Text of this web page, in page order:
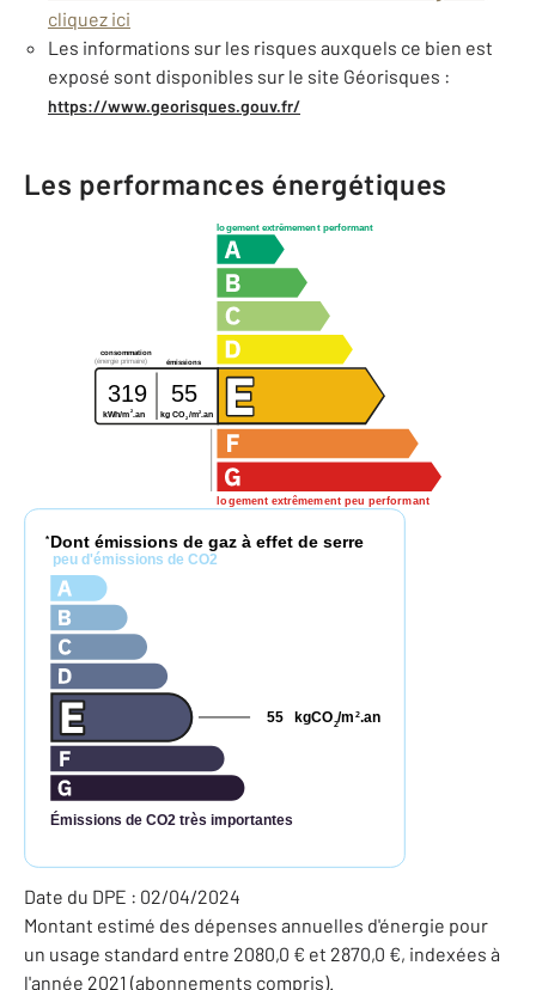
cliquez ici
Les informations sur les risques auxquels ce bien est
exposé sont disponibles sur le site Géorisques :
https://www.georisques.gouv.fr/
Les performances énergétiques
logement extrêmement performant
logement extrêmement peu performant
consommation
émissions
(énergie primaire)
319 55
kWh/m2.an kg CO2/m2 .an
* Dont émissions de gaz à effet de serre
peu d'émissions de CO2
Émissions de CO2 très importantes
kgCO2/m 2.an
55
Date du DPE : 02/04/2024
Montant estimé des dépenses annuelles d'énergie pour
un usage standard entre 2080,0 € et 2870,0 €, indexées à
l'année 2021 (abonnements compris).